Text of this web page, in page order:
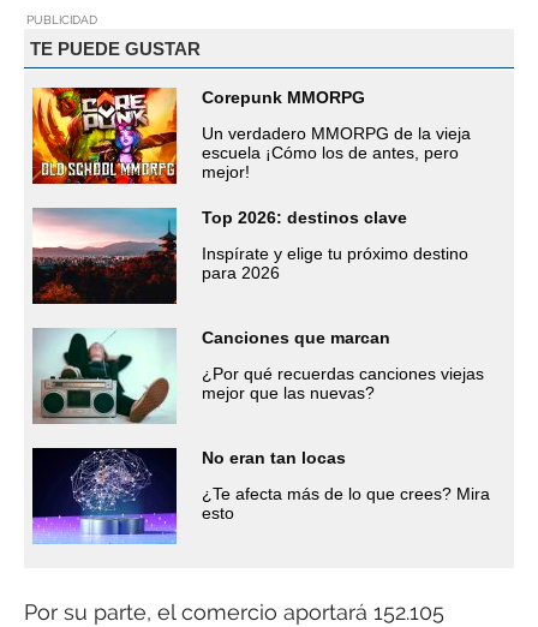
PUBLICIDAD
TE PUEDE GUSTAR
Corepunk MMORPG
Un verdadero MMORPG de la vieja
escuela ¡Cómo los de antes, pero
mejor!
Top 2026: destinos clave
Inspírate y elige tu próximo destino
para 2026
Canciones que marcan
¿Por qué recuerdas canciones viejas
mejor que las nuevas?
No eran tan locas
¿Te afecta más de lo que crees? Mira
esto
Por su parte, el comercio aportará 152.105